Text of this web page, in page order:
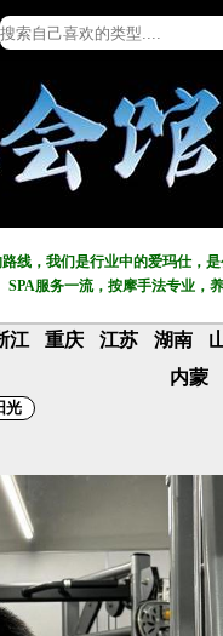
线，我们是行业中的爱玛仕，
服务一流，按摩手法专业，
江 重庆 江苏 湖南
内蒙